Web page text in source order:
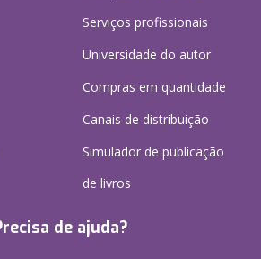
Serviços profissionais
Universidade do autor
Compras em quantidade
Canais de distribuição
Simulador de publicação
de livros
de ajuda?